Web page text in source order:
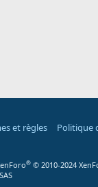
et règles
Politique
® © 2010-2024